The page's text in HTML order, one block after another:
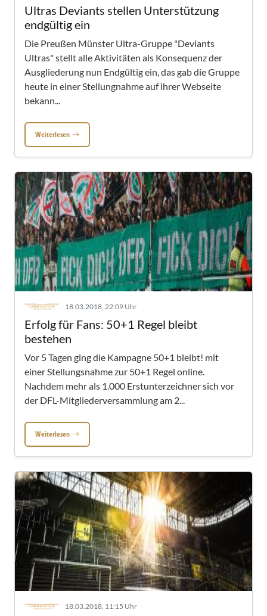
Ultras Deviants stellen Unterstützung
endgültig ein
Die Preußen Münster Ultra-Gruppe "Deviants
Ultras" stellt alle Aktivitäten als Konsequenz der
Ausgliederung nun Endgültig ein, das gab die Gruppe
heute in einer Stellungnahme auf ihrer Webseite
bekann...
Weiterlesen
18.03.2018, 22:09 Uhr
Erfolg für Fans: 50+1 Regel bleibt
bestehen
Vor 5 Tagen ging die Kampagne 50+1 bleibt! mit
einer Stellungsnahme zur 50+1 Regel online.
Nachdem mehr als 1.000 Erstunterzeichner sich vor
der DFL-Mitgliederversammlung am 2...
Weiterlesen
18.03.2018, 11:15 Uhr